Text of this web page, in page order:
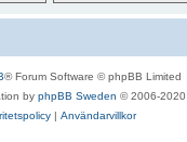
® Forum Software © phpBB Limited
by phpBB Sweden © 2006-2020
| Användarvillkor